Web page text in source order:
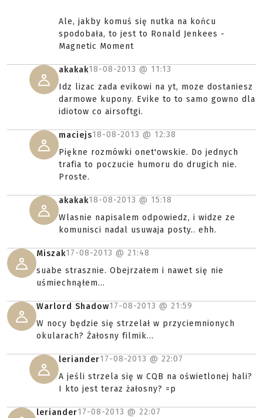
Ale, jakby komuś się nutka na końcu
spodobała, to jest to Ronald Jenkees -
Magnetic Moment
akakak18-08-2013 @ 11:13
Idz lizac zada evikowi na yt, moze dostaniesz
darmowe kupony. Evike to to samo gowno dla
idiotow co airsoftgi.
maciejs18-08-2013 @ 12:38
Piękne rozmówki onet'owskie. Do jednych
trafia to poczucie humoru do drugich nie.
Proste.
akakak18-08-2013 @ 15:18
Wlasnie napisalem odpowiedz, i widze ze
komunisci nadal usuwaja posty.. ehh.
Miszak17-08-2013 @ 21:48
suabe strasznie. Obejrzałem i nawet się nie
uśmiechnąłem...
Warlord Shadow17-08-2013 @ 21:59
W nocy będzie się strzelał w przyciemnionych
okularach? Żałosny filmik...
leriander17-08-2013 @ 22:07
A jeśli strzela się w CQB na oświetlonej hali?
I kto jest teraz żałosny? =p
leriander17-08-2013 @ 22:07